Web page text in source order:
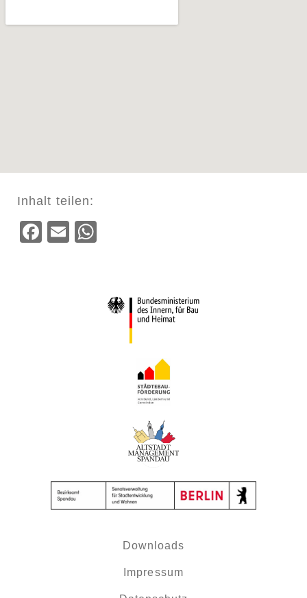
Inhalt teilen:
Facebook
Email
Downloads
Impressum